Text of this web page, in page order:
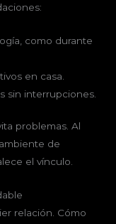
como durante
en casa.
sin interrupciones.
problemas. Al
de
el vínculo.
relación. Cómo